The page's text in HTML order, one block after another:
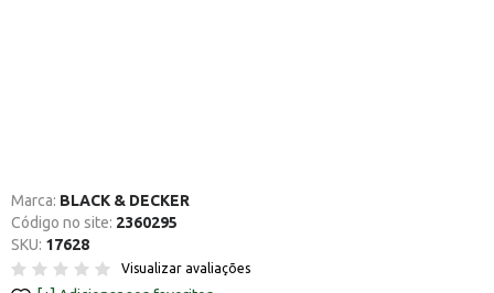
Marca: BLACK & DECKER
Código no site: 2360295
SKU: 17628
Visualizar avaliações